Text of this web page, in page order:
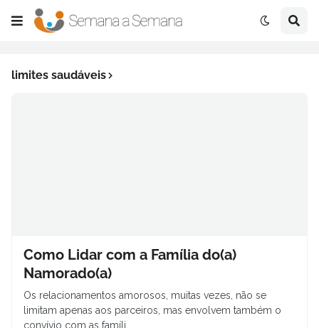
limites saudáveis
Como Lidar com a Família do(a)
Namorado(a)
Os relacionamentos amorosos, muitas vezes, não se
limitam apenas aos parceiros, mas envolvem também o
convívio com as famíli…